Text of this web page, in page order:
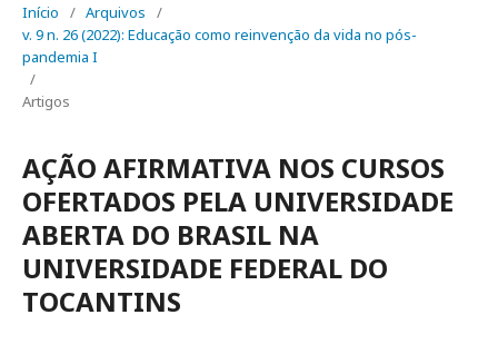
Início / Arquivos
/
v. 9 n. 26 (2022): Educação como reinvenção da vida no pós-
pandemia I
/
Artigos
AÇÃO AFIRMATIVA NOS CURSOS
OFERTADOS PELA UNIVERSIDADE
ABERTA DO BRASIL NA
UNIVERSIDADE FEDERAL DO
TOCANTINS